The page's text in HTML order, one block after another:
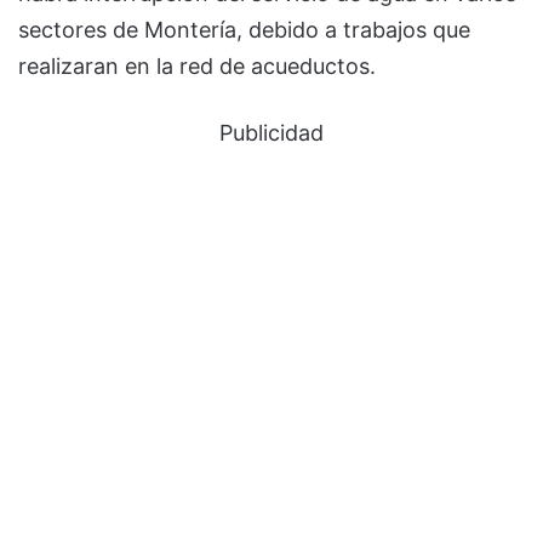
sectores de Montería, debido a trabajos que
realizaran en la red de acueductos.
Publicidad